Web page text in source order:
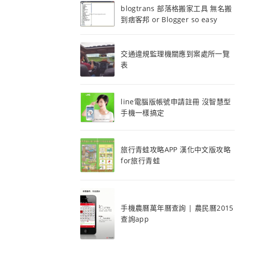
blogtrans 部落格搬家工具 無名搬
到痞客邦 or Blogger so easy
交通違規監理機關應到案處所一覽
表
line電腦版帳號申請註冊 沒智慧型
手機一樣搞定
旅行青蛙攻略APP 漢化中文版攻略
for旅行青蛙
手機農曆萬年曆查詢 | 農民曆2015
查詢app